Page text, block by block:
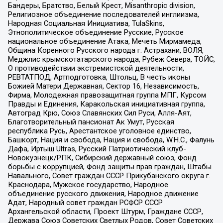
Бандеры, Братство, Белый Крест, Misanthropic division,
Религиозное объединение последователей инглиизма,
Народная Социальная Инициатива, TulaSkins,
Этнополитическое объединение Русские, Русское
национальное объединение Атака, Мечеть Мирмамеда,
Община Коренного Русского народа г. Астрахани, ВОЛЯ,
Меджлис крымскотатарского народа, Рубеж Севера, ТОЙС,
О противодействии экстремистской деятельности,
РЕВТАТПОД, Артподготовка, Штольц, В честь иконы
Божией Матери Державная, Сектор 16, Независимость,
Фирма, Молодежная правозащитная группа МПГ, Курсом
Правды и Единения, Каракольская инициативная группа,
Автоград Крю, Союз Славянских Сил Руси, Алля-Аят,
Благотворительный пансионат Ак Умут, Русская
республика Русь, Арестантское уголовное единство,
Башкорт, Нация и свобода, Нация и свобода, W.H.С., Фалунь
Дафа, Иртыш Ultras, Русский Патриотический клуб-
Новокузнецк/РПК, Сибирский державный союз, Фонд
борьбы с коррупцией, Фонд защиты прав граждан, Штабы
Навального, Совет граждан СССР Прикубанского округа г.
Краснодара, Мужское государство, Народное
объединение русского движения, Народное движение
Адат, Народный совет граждан РСФСР СССР
Архангельской области, Проект Штурм, Граждане СССР,
Держава Союз Советских Светлых Родов, Совет Советских